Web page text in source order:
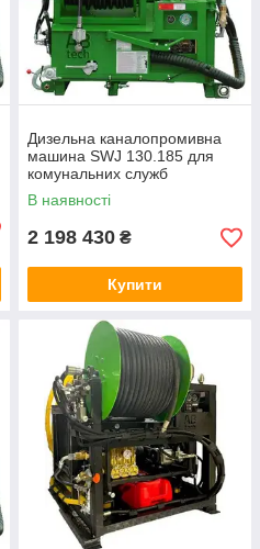
Дизельна каналопромивна
машина SWJ 130.185 для
комунальних служб
В наявності
2 198 430 ₴
Купити